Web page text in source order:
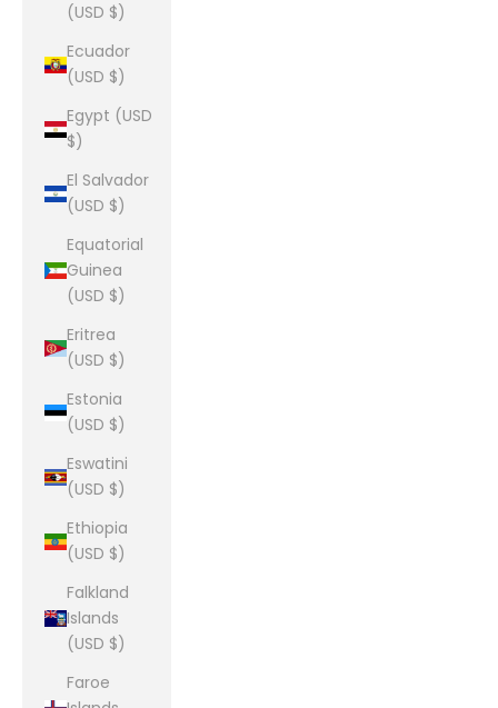
(USD $)
Ecuador
(USD $)
Egypt (USD
$)
El Salvador
(USD $)
Equatorial
Guinea
(USD $)
Eritrea
(USD $)
Estonia
(USD $)
Eswatini
(USD $)
Ethiopia
(USD $)
Falkland
Islands
(USD $)
Faroe